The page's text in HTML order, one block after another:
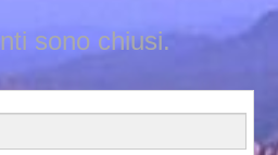
sono chiusi.